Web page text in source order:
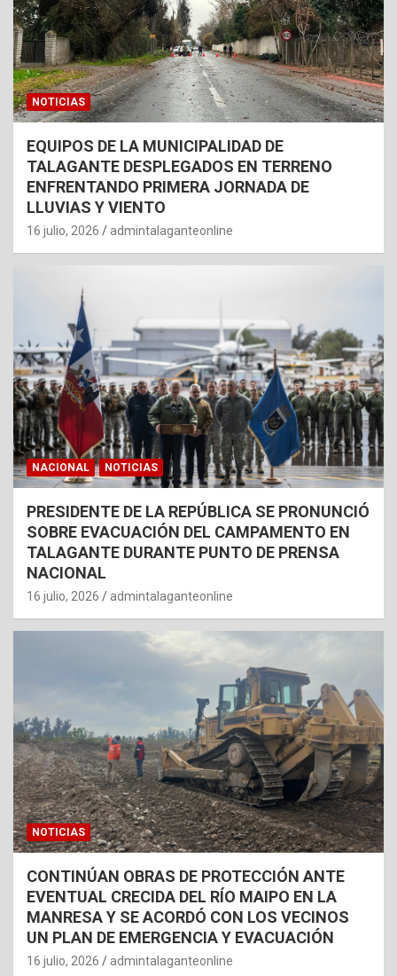
NOTICIAS
EQUIPOS DE LA MUNICIPALIDAD DE
TALAGANTE DESPLEGADOS EN TERRENO
ENFRENTANDO PRIMERA JORNADA DE
LLUVIAS Y VIENTO
16 julio, 2026 admintalaganteonline
NACIONAL NOTICIAS
PRESIDENTE DE LA REPÚBLICA SE PRONUNCIÓ
SOBRE EVACUACIÓN DEL CAMPAMENTO EN
TALAGANTE DURANTE PUNTO DE PRENSA
NACIONAL
16 julio, 2026 admintalaganteonline
NOTICIAS
CONTINÚAN OBRAS DE PROTECCIÓN ANTE
EVENTUAL CRECIDA DEL RÍO MAIPO EN LA
MANRESA Y SE ACORDÓ CON LOS VECINOS
UN PLAN DE EMERGENCIA Y EVACUACIÓN
16 julio, 2026 admintalaganteonline